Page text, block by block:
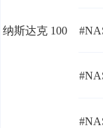
纳斯达克 100